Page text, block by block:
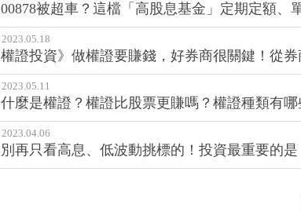
00878被超車？這檔「高股息基金」定期定額、
2023.05.18
權證投資》做權證要賺錢，好券商很關鍵！從
2023.05.11
什麼是權證？權證比股票更賺嗎？權證種類有
2023.04.06
別再只看高息、低波動挑標的！投資最重要的是